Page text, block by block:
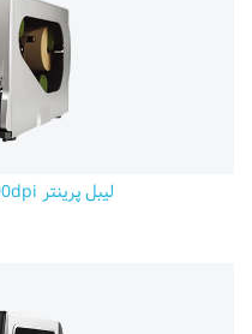
لیبل پرینتر TSC TTP344 pro 300dpi